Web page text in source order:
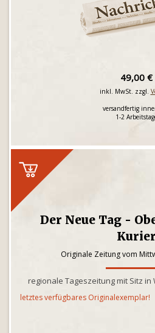
49,00 €
inkl. MwSt. zzgl.
versandfertig
1-2
Der Neue Tag -
Kurier
Originale Zeitung vom
regionale Tageszeitung mit Sitz
letztes verfügbares Originalexemplar!